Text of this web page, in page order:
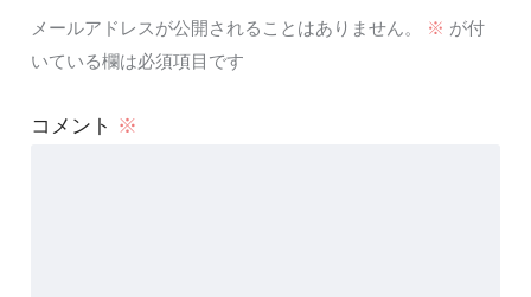
メールアドレスが公開されることはありません。 ※ が付
いている欄は必須項目です
コメント ※